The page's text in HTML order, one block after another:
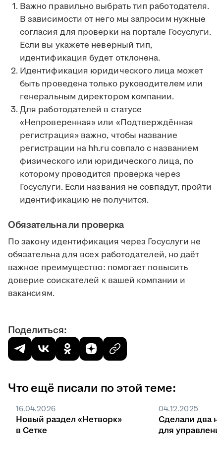
Важно правильно выбрать тип работодателя.
В зависимости от него мы запросим нужные
согласия для проверки на портале Госуслуги.
Если вы укажете неверный тип,
идентификация будет отклонена.
Идентификация юридического лица может
быть проведена только руководителем или
генеральным директором компании.
Для работодателей в статусе
«Непроверенная» или «Подтверждённая
регистрация» важно, чтобы название
регистрации на hh.ru совпало с названием
физического или юридического лица, по
которому проводится проверка через
Госуслуги. Если названия не совпадут, пройти
идентификацию не получится.
Обязательна ли проверка
По закону идентификация через Госуслуги не
обязательна для всех работодателей, но даёт
важное преимущество: помогает повысить
доверие соискателей к вашей компании и
вакансиям.
Поделиться:
Что ещё писали по этой теме:
16.04.2026
Новый раздел «Нетворк»
в Сетке
04.12.2025
Сделали два
для